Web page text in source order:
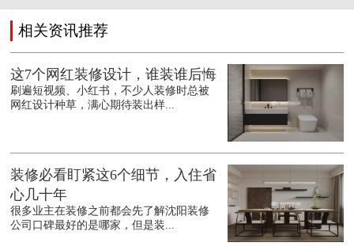
相关资讯推荐
这7个网红装修设计，谁装谁后悔
刷遍短视频、小红书，不少人装修时总被
网红设计种草，满心期待装出样...
装修必看盯紧这6个细节，入住省
心几十年
很多业主在装修之前都会先了解沈阳装修
公司口碑最好的是哪家，但是装...